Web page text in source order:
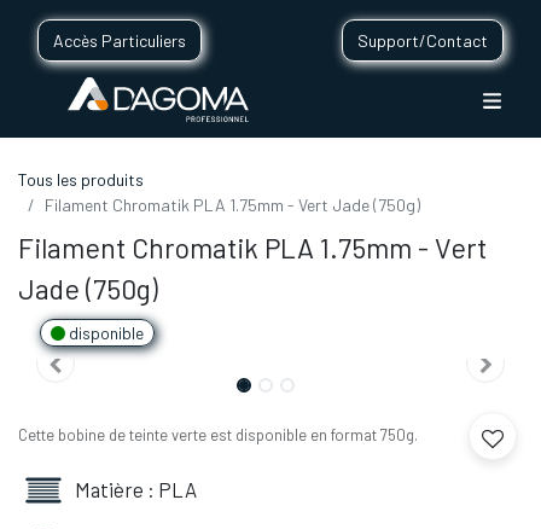
Accès Particuliers Support/Contact
Tous les produits
Filament Chromatik PLA 1.75mm - Vert Jade (750g)
Filament Chromatik PLA 1.75mm - Vert
Jade (750g)
disponible
Cette bobine de teinte verte est disponible en format 750g.
Matière : PLA